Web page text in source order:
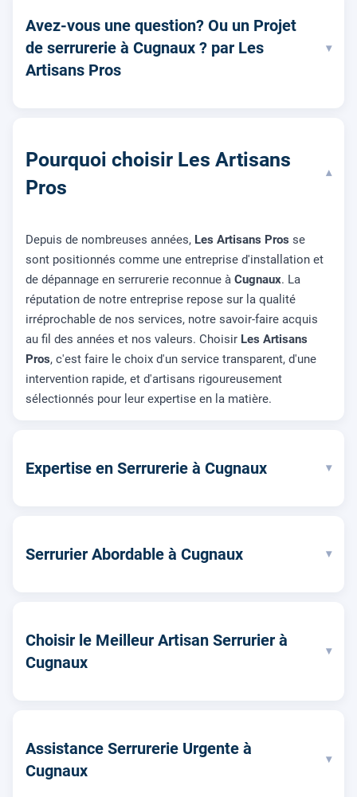
Avez-vous une question? Ou un Projet
de serrurerie à Cugnaux ? par Les
Artisans Pros
▾
Pourquoi choisir Les Artisans
Pros
▾
Depuis de nombreuses années, Les Artisans Pros se
sont positionnés comme une entreprise d'installation et
de dépannage en serrurerie reconnue à Cugnaux. La
réputation de notre entreprise repose sur la qualité
irréprochable de nos services, notre savoir-faire acquis
au fil des années et nos valeurs. Choisir Les Artisans
Pros, c'est faire le choix d'un service transparent, d'une
intervention rapide, et d'artisans rigoureusement
sélectionnés pour leur expertise en la matière.
Expertise en Serrurerie à Cugnaux ▾
Serrurier Abordable à Cugnaux ▾
Choisir le Meilleur Artisan Serrurier à
Cugnaux
▾
Assistance Serrurerie Urgente à
Cugnaux
▾